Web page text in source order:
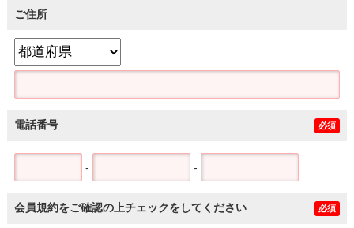
ご住所
電話番号 必須
- -
会員規約をご確認の上チェックをしてください 必須